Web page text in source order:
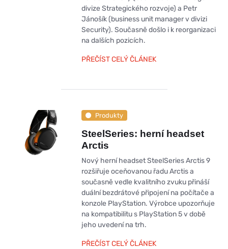
divize Strategického rozvoje) a Petr
Jánošík (business unit manager v divizi
Security). Současně došlo i k reorganizaci
na dalších pozicích.
PŘEČÍST CELÝ ČLÁNEK
Produkty
SteelSeries: herní headset
Arctis
Nový herní headset SteelSeries Arctis 9
rozšiřuje oceňovanou řadu Arctis a
současně vedle kvalitního zvuku přináší
duální bezdrátové připojení na počítače a
konzole PlayStation. Výrobce upozorňuje
na kompatibilitu s PlayStation 5 v době
jeho uvedení na trh.
PŘEČÍST CELÝ ČLÁNEK